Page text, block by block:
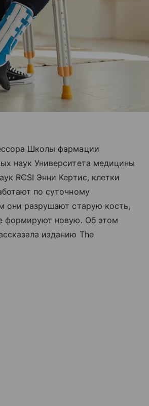
Школы фармации
наук Университета медицины
RCSI Энни Кертис, клетки
по суточному
они разрушают старую кость,
формируют новую. Об этом
изданию The